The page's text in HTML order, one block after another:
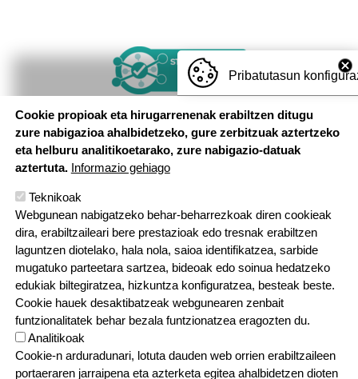
Irudia
Pribatutasun
Cookie propioak eta hirugarrenenak erabiltzen ditugu
zure nabigazioa ahalbidetzeko, gure zerbitzuak aztertzeko
eta helburu analitikoetarako, zure nabigazio-datuak
aztertuta. Informazio gehiago
Teknikoak
Webgunean nabigatzeko behar-beharrezkoak diren cookieak
dira, erabiltzaileari bere prestazioak edo tresnak erabiltzen
laguntzen diotelako, hala nola, saioa identifikatzea, sarbide
mugatuko parteetara sartzea, bideoak edo soinua hedatzeko
edukiak biltegiratzea, hizkuntza konfiguratzea, besteak beste.
Cookie hauek desaktibatzeak webgunearen zenbait
funtzionalitatek behar bezala funtzionatzea eragozten du.
Analitikoak
Cookie-n arduradunari, lotuta dauden web orrien erabiltzaileen
portaeraren jarraipena eta azterketa egitea ahalbidetzen dioten